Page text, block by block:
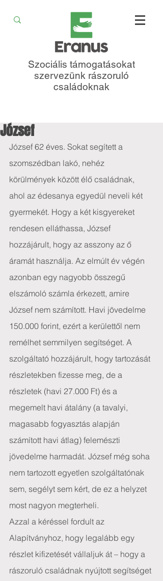
Szociális támogatásokat
szervezünk rászoruló
családoknak
József
József 62 éves. Sokat segített a
szomszédban lakó, nehéz
körülmények között élő családnak,
ahol az édesanya egyedül neveli két
gyermekét. Hogy a két kisgyereket
rendesen elláthassa, József
hozzájárult, hogy az asszony az ő
áramát használja. Az elmúlt év végén
azonban egy nagyobb összegű
elszámoló számla érkezett, amire
József nem számított. Havi jövedelme
150.000 forint, ezért a kerülettől nem
remélhet semmilyen segítséget. A
szolgáltató hozzájárult, hogy tartozását
részletekben fizesse meg, de a
részletek (havi 27.000 Ft) és a
megemelt havi átalány (a tavalyi,
magasabb fogyasztás alapján
számított havi átlag) felemészti
jövedelme harmadát. József még soha
nem tartozott egyetlen szolgáltatónak
sem, segélyt sem kért, de ez a helyzet
most nagyon megterheli.
Azzal a kéréssel fordult az
Alapítványhoz, hogy legalább egy
részlet kifizetését vállaljuk át – hogy a
rászoruló családnak nyújtott segítséget